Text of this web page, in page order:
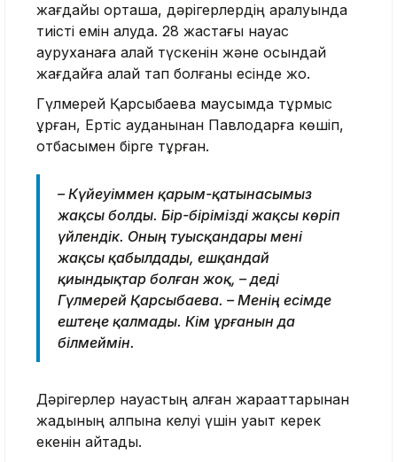
жағдайы орташа, дәрігерлердің қаралуында
тиісті емін алуда. 28 жастағы науқас
ауруханаға қалай түскенін және осындай
жағдайға қалай тап болғаны есінде жоқ.
Гүлмерей Қарсыбаева маусымда тұрмыс
құрған, Ертіс ауданынан Павлодарға көшіп,
отбасымен бірге тұрған.
– Күйеуіммен қарым-қатынасымыз
жақсы болды. Бір-бірімізді жақсы көріп
үйлендік. Оның туысқандары мені
жақсы қабылдады, ешқандай
қиындықтар болған жоқ, – деді
Гүлмерей Қарсыбаева. – Менің есімде
ештеңе қалмады. Кім ұрғанын да
білмеймін.
Дәрігерлер науқастың алған жарақаттарынан
жадының қалпына келуі үшін уақыт керек
екенін айтады.